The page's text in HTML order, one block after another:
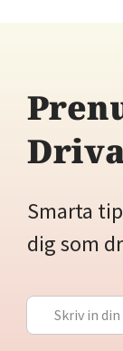
Smarta
dig som